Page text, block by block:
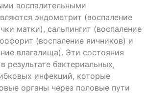
воспалительными
эндометрит (воспаление
матки), сальпингит (воспаление
(воспаление яичников) и
влагалища). Эти состояния
результате бактериальных,
инфекций, которые
органы через половые пути